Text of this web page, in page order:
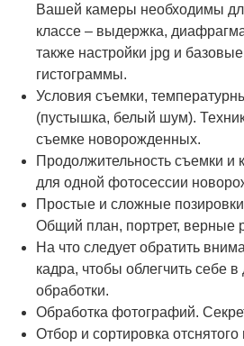
Вашей камеры необходимы
классе – выдержка,
также настройки jpg и
гистограммы.
Условия съемки,
(пустышка, белый шум).
съемке новорожденных.
Продолжительность съемки и
для одной фотосессии
Простые и сложные
Общий план, портрет, верные
На что следует обратить
кадра, чтобы облегчить себе
обработки.
Обработка фотографий.
Отбор и сортировка